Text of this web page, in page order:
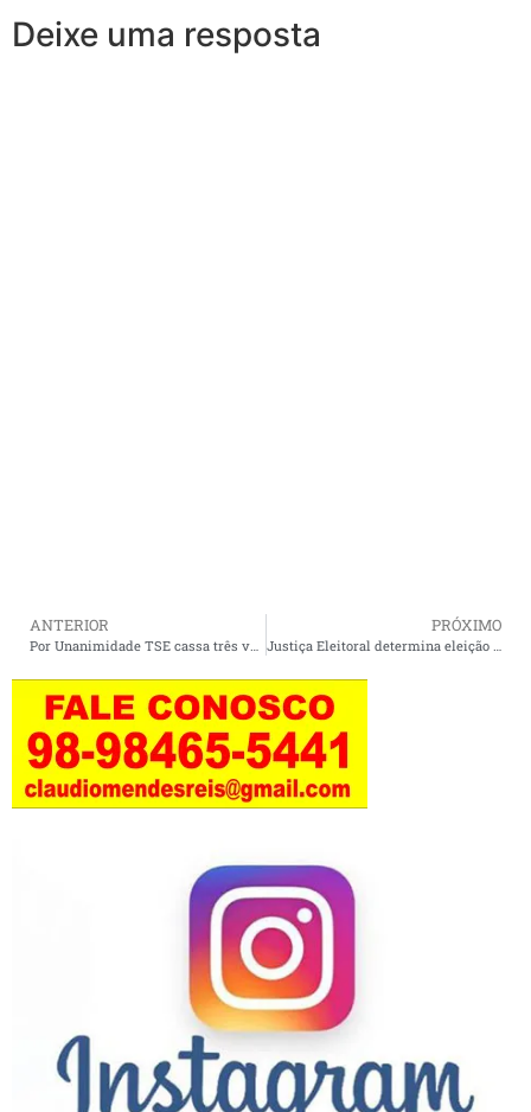
Deixe uma resposta
ANTERIOR
Por Unanimidade TSE cassa três vereadores do PT de Cururupu, Dr. Henrique Chaves, Egnaldo Fonseca e Zito.
PRÓXIMO
Justiça Eleitoral determina eleição suplementar em Bequimão